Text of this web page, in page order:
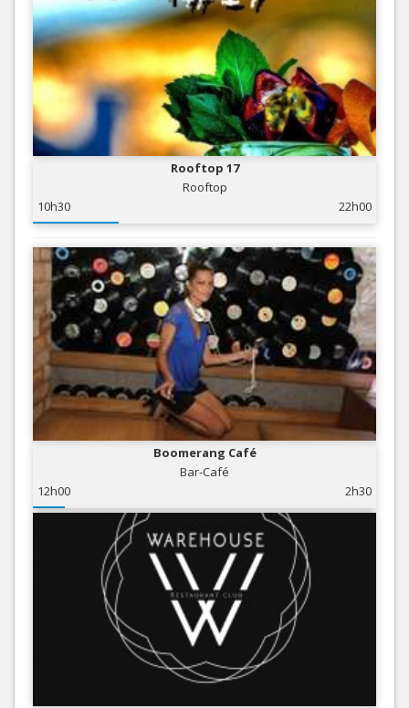
Rooftop 17
Rooftop
10h30
22h00
Boomerang Café
Bar-Café
12h00
2h30